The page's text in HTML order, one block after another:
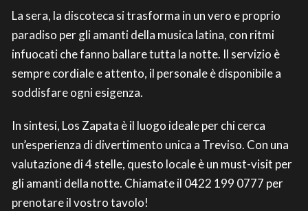
La sera, la discoteca si trasforma in un vero e proprio
paradiso per gli amanti della musica latina, con ritmi
infuocati che fanno ballare tutta la notte. Il servizio è
sempre cordiale e attento, il personale è disponibile a
soddisfare ogni esigenza.
In sintesi, Los Zapata è il luogo ideale per chi cerca
un’esperienza di divertimento unica a Treviso. Con una
valutazione di 4 stelle, questo locale è un must-visit per
gli amanti della notte. Chiamate il 0422 199 0777 per
prenotare il vostro tavolo!